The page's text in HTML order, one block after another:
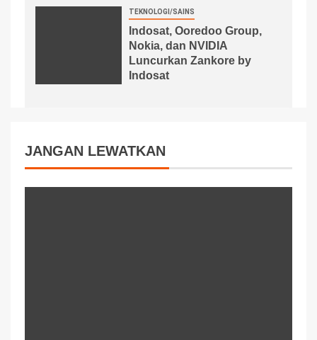
TEKNOLOGI/SAINS
Indosat, Ooredoo Group,
Nokia, dan NVIDIA
Luncurkan Zankore by
Indosat
JANGAN LEWATKAN